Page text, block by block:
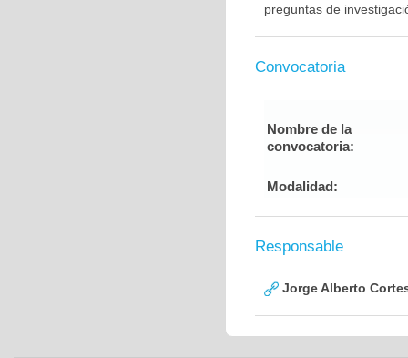
preguntas de
Convocatoria
Nombre de la
convocatoria:
Modalidad:
Responsable
Jorge Alberto